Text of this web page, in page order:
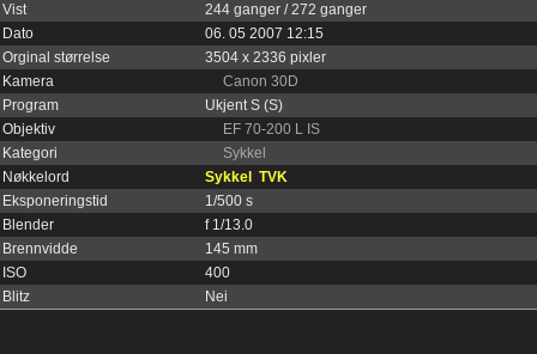
Vist
244 ganger / 272 ganger
Dato
06. 05 2007 12:15
Orginal størrelse
3504 x 2336 pixler
Kamera
Canon 30D
Program
Ukjent S (S)
Objektiv
EF 70-200 L IS
Kategori
Sykkel
Nøkkelord
Sykkel
TVK
Eksponeringstid
1/500 s
Blender
f 1/13.0
Brennvidde
145 mm
ISO
400
Blitz
Nei